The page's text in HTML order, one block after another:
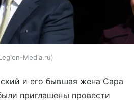
Media.ru
и его бывшая жена Сара
приглашены провести